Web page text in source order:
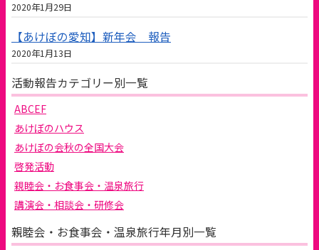
2020年1月29日
【あけぼの愛知】新年会 報告
2020年1月13日
活動報告カテゴリー別一覧
ABCEF
あけぼのハウス
あけぼの会秋の全国大会
啓発活動
親睦会・お食事会・温泉旅行
講演会・相談会・研修会
親睦会・お食事会・温泉旅行年月別一覧